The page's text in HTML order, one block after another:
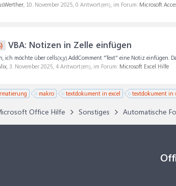
, 10. November 2025, 0 Antwort(en), im Forum: Microsoft
VBA: Notizen in Zelle einfügen
ich möchte über cells(x,y).AddComment "Text" eine Notiz einfügen.
, 3. November 2025, 4 Antwort(en), im Forum: Microsoft Excel Hilfe
makro textdokument in excel textdokument in
Office Hilfe Sonstiges Automatische